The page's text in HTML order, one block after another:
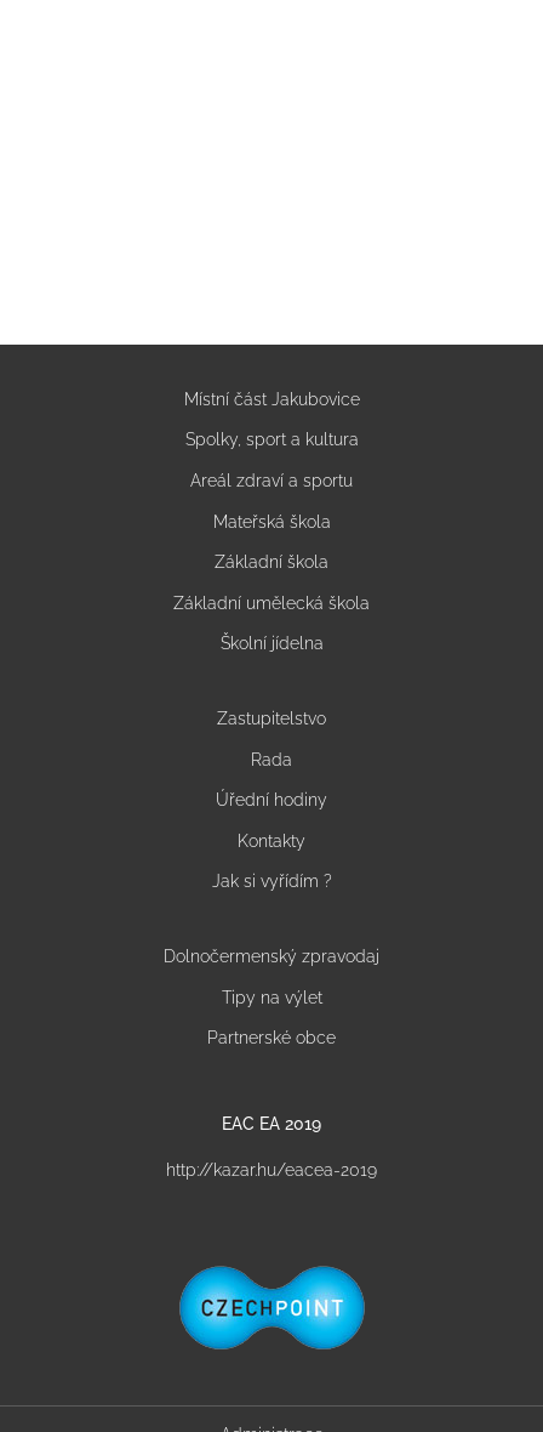
Místní část Jakubovice
Spolky, sport a kultura
Areál zdraví a sportu
Mateřská škola
Základní škola
Základní umělecká škola
Školní jídelna
Zastupitelstvo
Rada
Úřední hodiny
Kontakty
Jak si vyřídím ?
Dolnočermenský zpravodaj
Tipy na výlet
Partnerské obce
EAC EA 2019
http://kazar.hu/eacea-2019